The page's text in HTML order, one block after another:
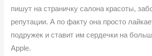
пишут на страничку салона красоты,
репутации. А по факту она просто
подружек и ставит им сердечки на
Apple.